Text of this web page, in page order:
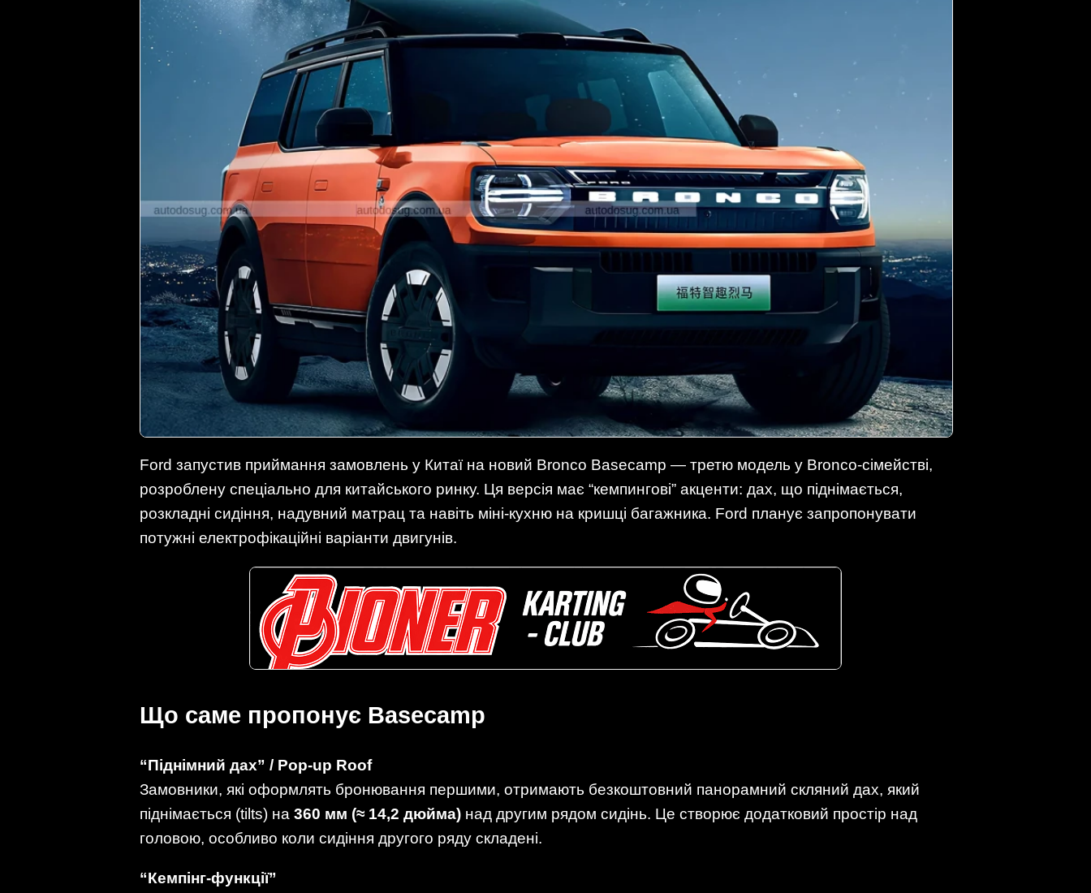
Ford запустив приймання замовлень у Китаї на новий Bronco Basecamp — третю модель у Bronco-сімействі,
розроблену спеціально для китайського ринку. Ця версія має “кемпингові” акценти: дах, що піднімається,
розкладні сидіння, надувний матрац та навіть міні-кухню на кришці багажника. Ford планує запропонувати
потужні електрофікаційні варіанти двигунів.
Що саме пропонує Basecamp
“Піднімний дах” / Pop-up Roof
Замовники, які оформлять бронювання першими, отримають безкоштовний панорамний скляний дах, який
піднімається (tilts) на 360 мм (≈ 14,2 дюйма) над другим рядом сидінь. Це створює додатковий простір над
головою, особливо коли сидіння другого ряду складені.
“Кемпінг-функції”